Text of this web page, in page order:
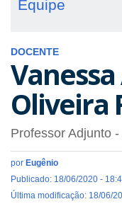
Equipe
DOCENTE
Oliveira
Professor Adjunto
por Eugênio
Publicado: 18/06/2020 -
Última modificação: 18/06/